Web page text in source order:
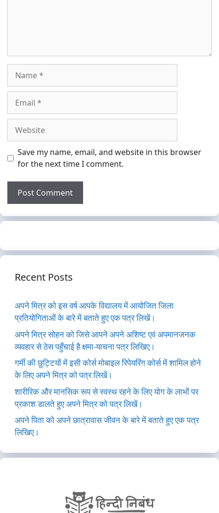
Save my name, email, and website in this browser
for the next time I comment.
Recent Posts
अपने मित्र को इस वर्ष आपके विद्यालय में आयोजित जिला
प्रतियोगिताओं के बारे में बताते हुए एक पत्र लिखें।
अपने मित्र सोहन को जिसे आपने अपने अशिष्ट एवं अपमानजनक
व्यवहार से ठेस पहुँचाई है क्षमा-याचना पत्र लिखिए।
गर्मी की छुट्टियों में इसी कोर्स मोबाइल रिपेयरिंग कोर्स में शामिल होने
के लिए अपने मित्र को पत्र लिखें।
शारीरिक और मानसिक रूप से स्वस्थ रहने के लिए योग के लाभों पर
प्रकाश डालते हुए अपने मित्र को पत्र लिखें।
अपने पिता को अपने छात्रावास जीवन के बारे में बताते हुए एक पत्र
लिखिए।